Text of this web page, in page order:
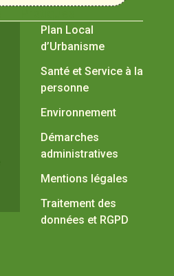
Plan Local
d’Urbanisme
Santé et Service à la
personne
Environnement
Démarches
administratives
Mentions légales
Traitement des
données et RGPD